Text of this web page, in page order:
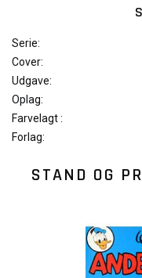
Serie:
Cover:
Udgave:
Oplag:
Farvelagt :
Forlag:
STAND OG